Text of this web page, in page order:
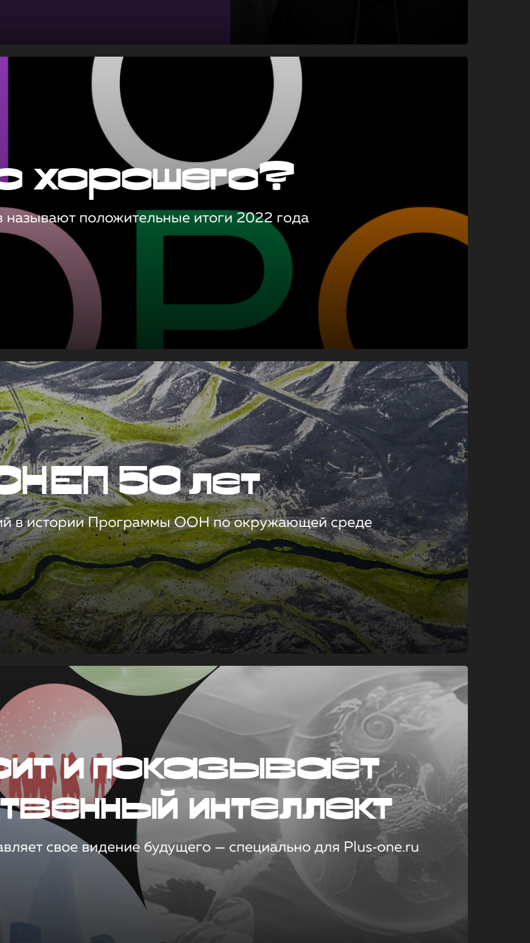
хорошего?
называют положительные итоги 2022 года
50 лет
в истории Программы ООН по окружающей среде
и показывает
интеллект
свое видение будущего — специально для Plus‑one.ru